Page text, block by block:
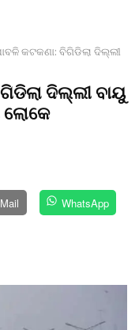
କଟକଣା: ବିଗିଡିଲା ଦିଲ୍ଲୀ
ଦିଲ୍ଲୀ ବାୟୁ
ଲୋକେ
WhatsApp